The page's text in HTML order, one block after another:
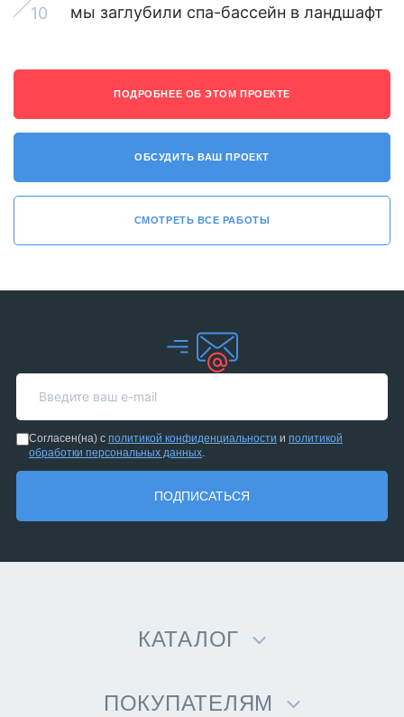
10
мы заглубили спа-бассейн в ландшафт
ПОДРОБНЕЕ ОБ ЭТОМ ПРОЕКТЕ
ОБСУДИТЬ ВАШ ПРОЕКТ
СМОТРЕТЬ ВСЕ РАБОТЫ
Согласен(на) с политикой конфиденциальности и политикой
обработки персональных данных.
ПОДПИСАТЬСЯ
КАТАЛОГ
ПОКУПАТЕЛЯМ